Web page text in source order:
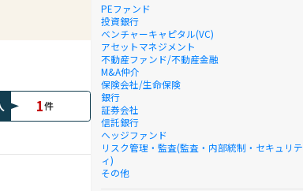
1件
PEファンド
投資銀行
ベンチャーキャピタル(VC)
アセットマネジメント
不動産ファンド/不動産金融
M&A仲介
保険会社/生命保険
銀行
証券会社
信託銀行
ヘッジファンド
リスク管理・監査(監査・内部統制・セキュリテ
ィ)
その他